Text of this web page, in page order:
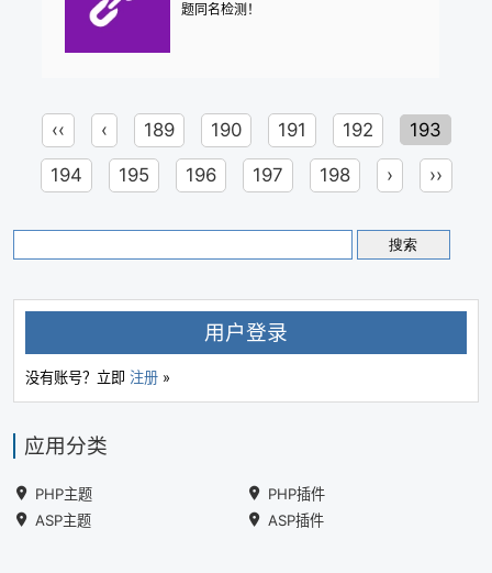
题同名检测！
‹‹ ‹ 189 190 191 192 193
194 195 196 197 198 › ››
用户登录
没有账号？立即 注册 »
应用分类
PHP主题
PHP插件
ASP主题
ASP插件